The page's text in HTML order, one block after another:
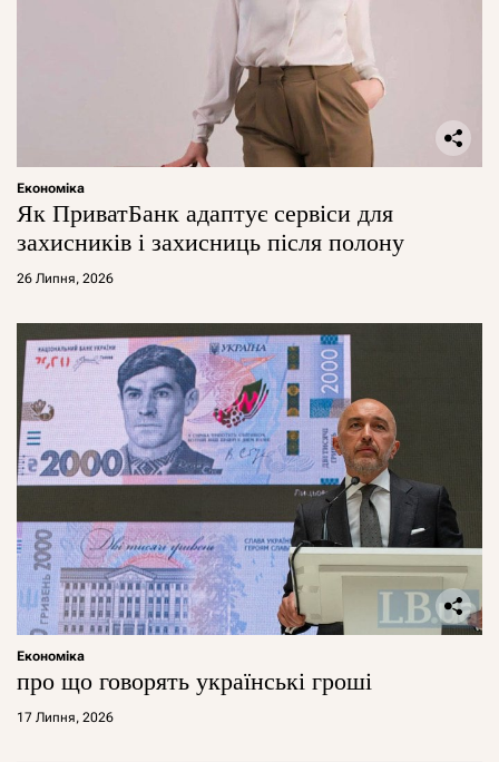
Економіка
Як ПриватБанк адаптує сервіси для
захисників і захисниць після полону
26 Липня, 2026
Економіка
про що говорять українські гроші
17 Липня, 2026